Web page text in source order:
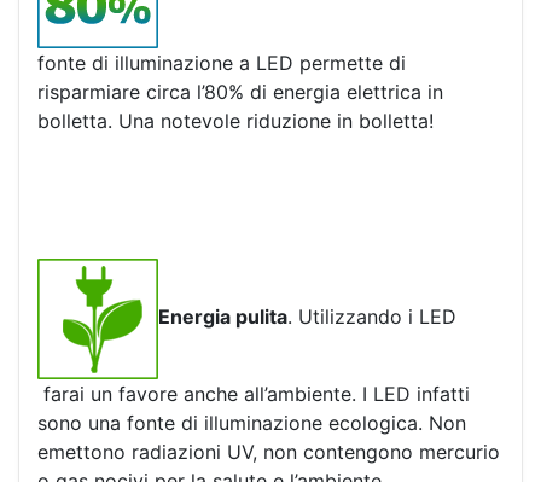
fonte di illuminazione a LED permette di
risparmiare circa l’80% di energia elettrica in
bolletta. Una notevole riduzione in bolletta!
Energia pulita. Utilizzando i LED
farai un favore anche all’ambiente. I LED infatti
sono una fonte di illuminazione ecologica. Non
emettono radiazioni UV, non contengono mercurio